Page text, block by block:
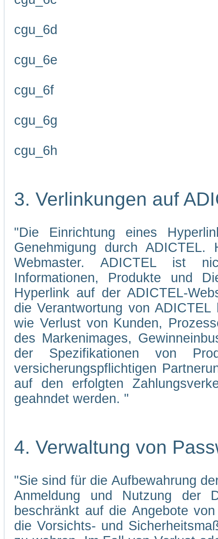
cgu_6d
cgu_6e
cgu_6f
cgu_6g
cgu_6h
3. Verlinkungen auf
"Die Einrichtung eines
Genehmigung durch
Webmaster. ADICTEL ist
Informationen, Produkte und
Hyperlink auf der ADICTEL-
die Verantwortung von
wie Verlust von Kunden,
des Markenimages,
der Spezifikationen von
versicherungspflichtigen
auf den erfolgten
geahndet werden. "
4. Verwaltung von
"Sie sind für die Aufbewahrung
Anmeldung und Nutzung der
beschränkt auf die Angebote
die Vorsichts- und